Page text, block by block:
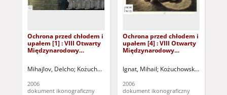
Ochrona przed chłodem i
upałem [1] : VIII Otwarty
Międzynarodowy
Satyryczny / Delcho
Mihajlov
Mihajlov, Delcho Kożuchowski Ośrodek Kultury i Sportu "Zamek"
2006
dokument ikonograficzny
Ochrona przed chłodem i
upałem [4] : VIII Otwarty
Międzynarodowy
Satyryczny / Mihail Ignat
Ignat, Mihail Kożuchowski Ośrodek
2006
dokument ikonograficzny